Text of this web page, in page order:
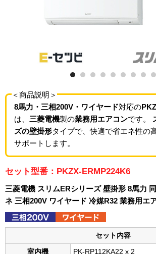
＜商品説明＞
8馬力・三相200V・ワイヤード対応の
は、 三菱電機製の業務用エアコンです。
ズの壁掛形タイプで、快適で省エネ性の
サポートします。
セット型番：PKZX-ERMP224K6
三菱電機 スリムERシリーズ 壁掛形 8馬力
ネ 三相200V ワイヤード 冷媒R32 業務用エ
セット内容
室内機 PK-RP112KA22 x 2